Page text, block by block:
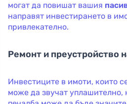
могат да повишат вашия
направят инвестирането в
привлекателно.
Ремонт и преустройство
Инвестиците в имоти, които
може да звучат уплашително,